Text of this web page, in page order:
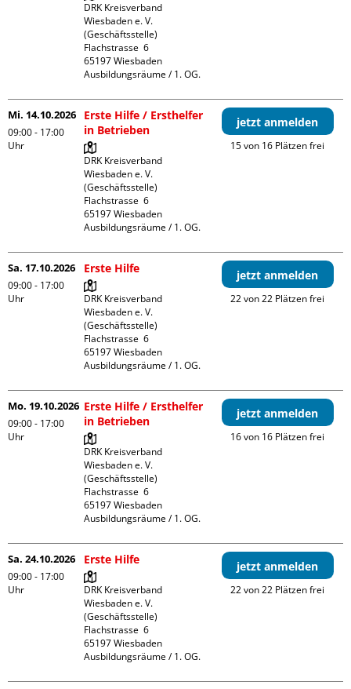
DRK Kreisverband
Wiesbaden e. V.
(Geschäftsstelle)
Flachstrasse  6
65197 Wiesbaden
Ausbildungsräume / 1. OG.
Mi. 14.10.2026
09:00 - 17:00
Uhr
Erste Hilfe / Ersthelfer
in Betrieben
DRK Kreisverband
Wiesbaden e. V.
(Geschäftsstelle)
Flachstrasse  6
65197 Wiesbaden
Ausbildungsräume / 1. OG.
jetzt anmelden
15 von 16 Plätzen frei
Sa. 17.10.2026
09:00 - 17:00
Uhr
Erste Hilfe
DRK Kreisverband
Wiesbaden e. V.
(Geschäftsstelle)
Flachstrasse  6
65197 Wiesbaden
Ausbildungsräume / 1. OG.
jetzt anmelden
22 von 22 Plätzen frei
Mo. 19.10.2026
09:00 - 17:00
Uhr
Erste Hilfe / Ersthelfer
in Betrieben
DRK Kreisverband
Wiesbaden e. V.
(Geschäftsstelle)
Flachstrasse  6
65197 Wiesbaden
Ausbildungsräume / 1. OG.
jetzt anmelden
16 von 16 Plätzen frei
Sa. 24.10.2026
09:00 - 17:00
Uhr
Erste Hilfe
DRK Kreisverband
Wiesbaden e. V.
(Geschäftsstelle)
Flachstrasse  6
65197 Wiesbaden
Ausbildungsräume / 1. OG.
jetzt anmelden
22 von 22 Plätzen frei